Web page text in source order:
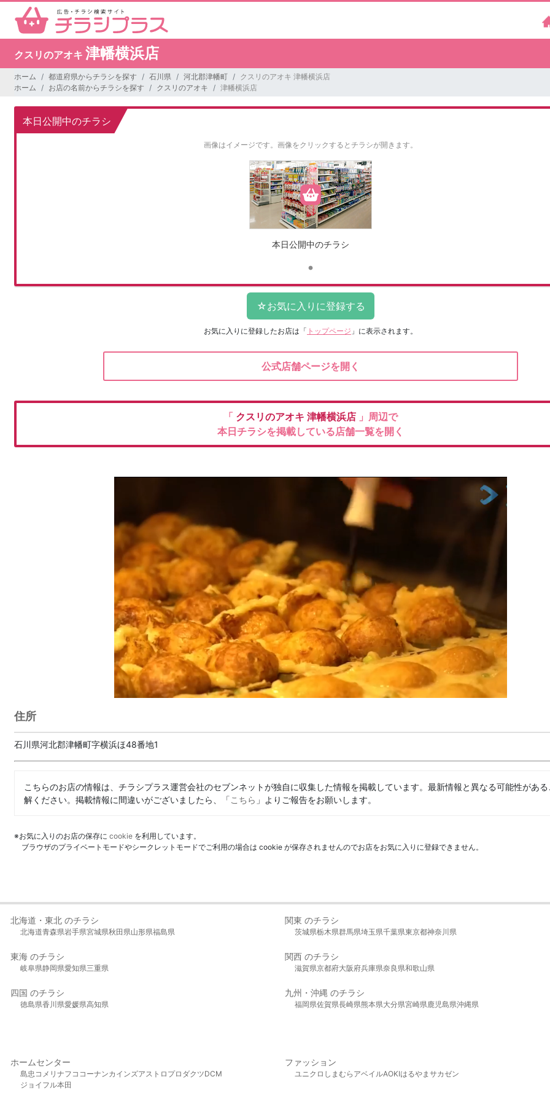
クスリのアオキ 津幡横浜店
ホーム 都道府県からチラシを探す 石川県 河北郡津幡町
クスリのアオキ 津幡横浜店
ホーム
お店の名前からチラシを探す クスリのアオキ 津幡横浜店
本日公開中のチラシ
画像はイメージです。 画像をクリックするとチラシが開きます。
本日公開中のチラシ
お気に入りに登録したお店は 「 トップページ 」に表示されます。
公式店舗ページを開く
「 クスリのアオキ 津幡横浜店 」周辺で
本日チラシを掲載している店舗一覧を開く
住所
石川県河北郡津幡町字横浜ほ48番地1
こちらのお店の情報は、チラシプラス運営会社のセブンネットが独自に収集した情報を掲載しています。最新情報と異なる可能性があ
解ください。掲載情報に間違いがございましたら、「こちら 」よりご報告をお願いします。
※お気に入りのお店の保存に cookie を利用しています。
ブラウザのプライベートモードやシークレットモードでご利用の場合は cookie が保存されませんのでお店をお気に入りに登録できません。
北海道・東北 のチラシ
北海道青森県岩手県宮城県秋田県山形県福島県
関東 のチラシ
茨城県栃木県群馬県埼玉県千葉県東京都神奈川県
東海 のチラシ
岐阜県静岡県愛知県三重県
関西 のチラシ
滋賀県京都府大阪府兵庫県奈良県和歌山県
四国 のチラシ
徳島県香川県愛媛県高知県
九州・沖縄 のチラシ
福岡県佐賀県長崎県熊本県大分県宮崎県鹿児島県沖縄県
ホームセンター
島忠 コメリ ナフコ コーナンカインズアストロプロダクツDCM
ジョイフル本田
ファッション
ユニクロ しまむら アベイルAOKIはるやま サカゼン